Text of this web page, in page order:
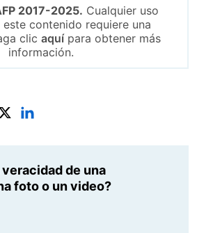
2017-2025. Cualquier uso
contenido requiere una
clic aquípara obtener más
información.
de una
foto o un video?